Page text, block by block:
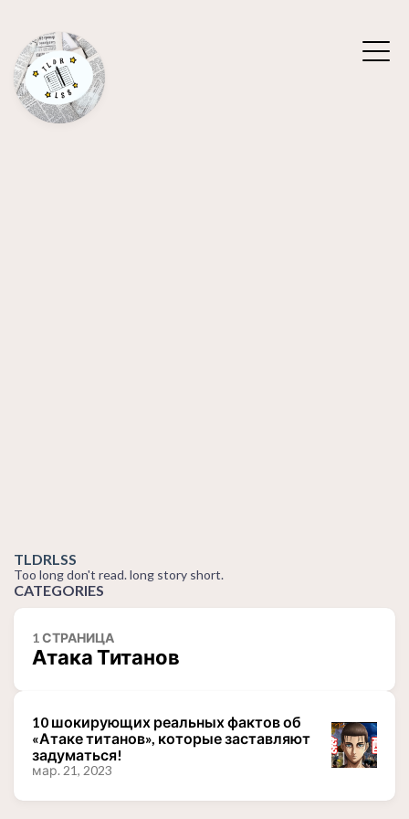
TLDRLSS
Too long don't read. long story short.
CATEGORIES
1 СТРАНИЦА
Атака Титанов
10 шокирующих реальных фактов об
«Атаке титанов», которые заставляют
задуматься!
мар. 21, 2023